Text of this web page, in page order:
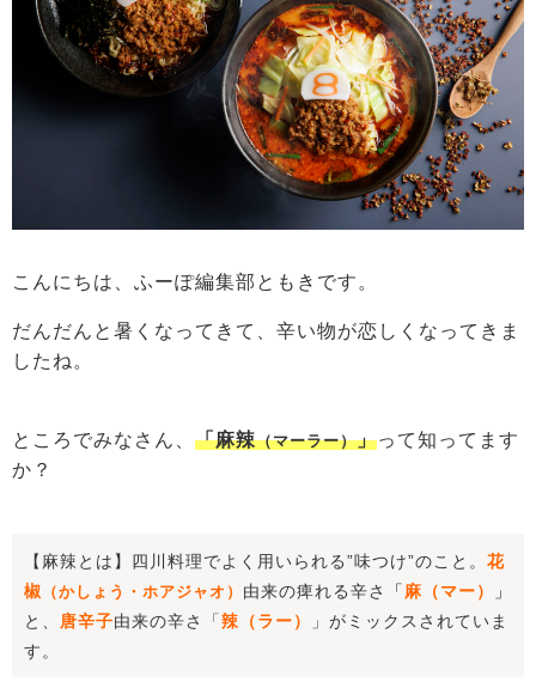
こんにちは、ふーぽ編集部ともきです。
だんだんと暑くなってきて、辛い物が恋しくなってきま
したね。
ところでみなさん、 「麻辣（マーラー）」って知ってます
か？
【麻辣とは】四川料理でよく用いられる”味つけ”のこと。 花
椒 （かしょう・ホアジャオ） 由来の痺れる辛さ 「 麻（マー）
」
と、 唐辛子由来の辛さ「辣（ラー）
」がミックスされていま
す。